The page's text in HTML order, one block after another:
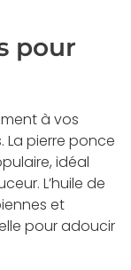
pour
à vos
La pierre ponce
idéal
L’huile de
et
pour adoucir